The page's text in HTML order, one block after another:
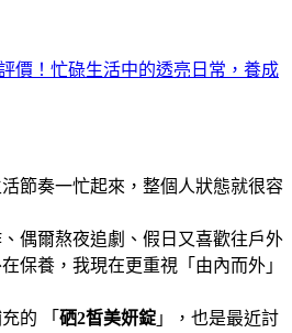
價！忙碌生活中的透亮日常，養成
節奏一忙起來，整個人狀態就很容
偶爾熬夜追劇、假日又喜歡往戶外
保養，我現在更重視「由內而外」
的 「 硒2皙美妍錠 」，也是最近討